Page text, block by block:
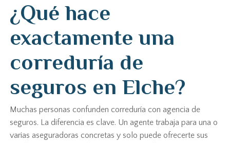
¿Qué hace
exactamente una
correduría de
seguros en Elche?
Muchas personas confunden correduría con agencia de
seguros. La diferencia es clave. Un agente trabaja para una o
varias aseguradoras concretas y solo puede ofrecerte sus